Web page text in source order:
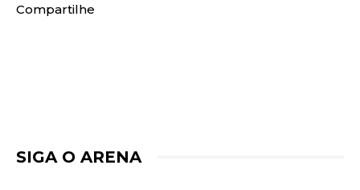
Compartilhe
SIGA O ARENA